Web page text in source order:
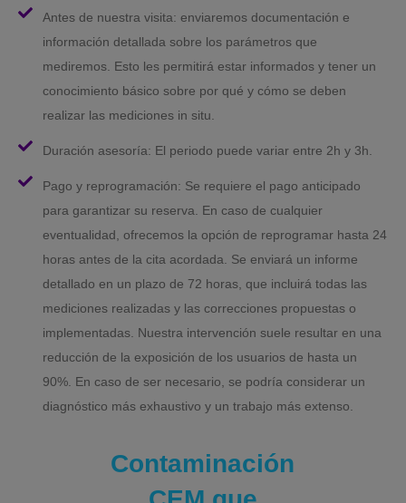
Antes de nuestra visita: enviaremos documentación e
información detallada sobre los parámetros que
mediremos. Esto les permitirá estar informados y tener un
conocimiento básico sobre por qué y cómo se deben
realizar las mediciones in situ.
Duración asesoría: El periodo puede variar entre 2h y 3h.
Pago y reprogramación: Se requiere el pago anticipado
para garantizar su reserva. En caso de cualquier
eventualidad, ofrecemos la opción de reprogramar hasta 24
horas antes de la cita acordada. Se enviará un informe
detallado en un plazo de 72 horas, que incluirá todas las
mediciones realizadas y las correcciones propuestas o
implementadas. Nuestra intervención suele resultar en una
reducción de la exposición de los usuarios de hasta un
90%. En caso de ser necesario, se podría considerar un
diagnóstico más exhaustivo y un trabajo más extenso.
Contaminación